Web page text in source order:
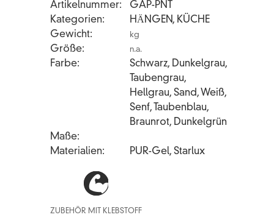
Artikelnummer
GAP-PNT
Kategorien
HӒNGEN, KÜCHE
Gewicht
kg
Größe n.a.
Farbe
Schwarz, Dunkelgrau,
Taubengrau,
Hellgrau, Sand, Weiß,
Senf, Taubenblau,
Braunrot, Dunkelgrün
Maße
Materialien
PUR-Gel, Starlux
ZUBEHÖR MIT KLEBSTOFF